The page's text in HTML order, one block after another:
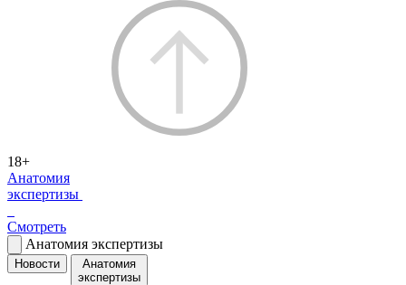
18+
Анатомия
экспертизы
Смотреть
Анатомия экспертизы
Новости
Анатомия
экспертизы